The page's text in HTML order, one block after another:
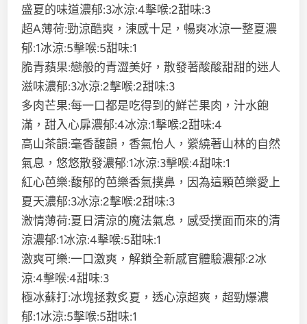
盛夏的味道濃郁:3冰涼:4擊喉:2甜味:3
超A薄荷:勁涼酷爽，涷感十足，暢爽冰涼一整夏濃
郁:1冰涼:5擊喉:5甜味:1
脆青蘋果:戀般的青澀美好，散發著酸酸甜甜的迷人
滋味濃郁:3冰涼:2擊喉:2甜味:3
多肉芒果:每一口都是吃得到的鮮芒果肉，汁水飽
滿，甜入心扉濃郁:4冰涼:1擊喉:2甜味:4
高山茶韻:毫香馥韻，香氣怡人，縈繞著山林的自然
氣息，悠悠散發濃郁:1冰涼:3擊喉:4甜味:1
紅心芭樂:馥郁的芭樂香氣撲鼻，因為這顆芭樂愛上
夏天濃郁:3冰涼:2擊喉:2甜味:3
激情薄荷:夏日清涼的魔法氣息，感受撲面而來的清
涼濃郁:1冰涼:4擊喉:5甜味:1
激爽可樂:一口激爽，解鎖全新感官體驗濃郁:2冰
涼:4擊喉:4甜味:3
極冰蘇打:冰塊拯救炙夏，透心涼超爽，超勁爆濃
郁:1冰涼:5擊喉:5甜味:1